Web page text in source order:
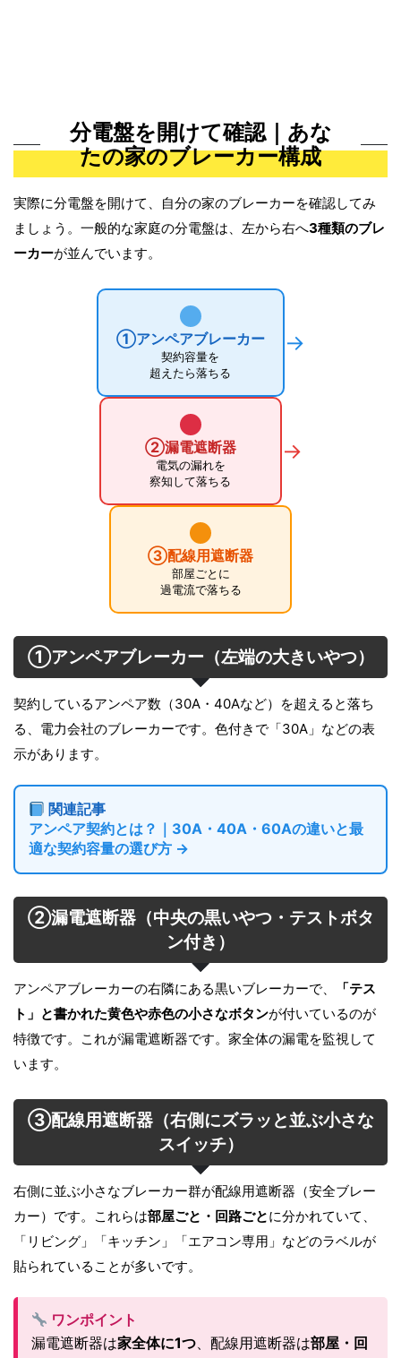
分電盤を開けて確認｜あな
たの家のブレーカー構成
実際に分電盤を開けて、自分の家のブレーカーを確認してみ
ましょう。一般的な家庭の分電盤は、左から右へ3種類のブレ
ーカーが並んでいます。
①アンペアブレーカー
契約容量を
超えたら落ちる
→
②漏電遮断器
電気の漏れを
察知して落ちる
→
③配線用遮断器
部屋ごとに
過電流で落ちる
①アンペアブレーカー（左端の大きいやつ）
契約しているアンペア数（30A・40Aなど）を超えると落ち
る、電力会社のブレーカーです。色付きで「30A」などの表
示があります。
関連記事
アンペア契約とは？｜30A・40A・60Aの違いと最
適な契約容量の選び方 →
②漏電遮断器（中央の黒いやつ・テストボタ
ン付き）
アンペアブレーカーの右隣にある黒いブレーカーで、
「テス
ト」と書かれた黄色や赤色の小さなボタンが付いているのが
特徴です。これが漏電遮断器です。家全体の漏電を監視して
います。
③配線用遮断器（右側にズラッと並ぶ小さな
スイッチ）
右側に並ぶ小さなブレーカー群が配線用遮断器（安全ブレー
カー）です。これらは部屋ごと・回路ごとに分かれていて、
「リビング」「キッチン」「エアコン専用」などのラベルが
貼られていることが多いです。
ワンポイント
漏電遮断器は家全体に1つ、配線用遮断器は部屋・回